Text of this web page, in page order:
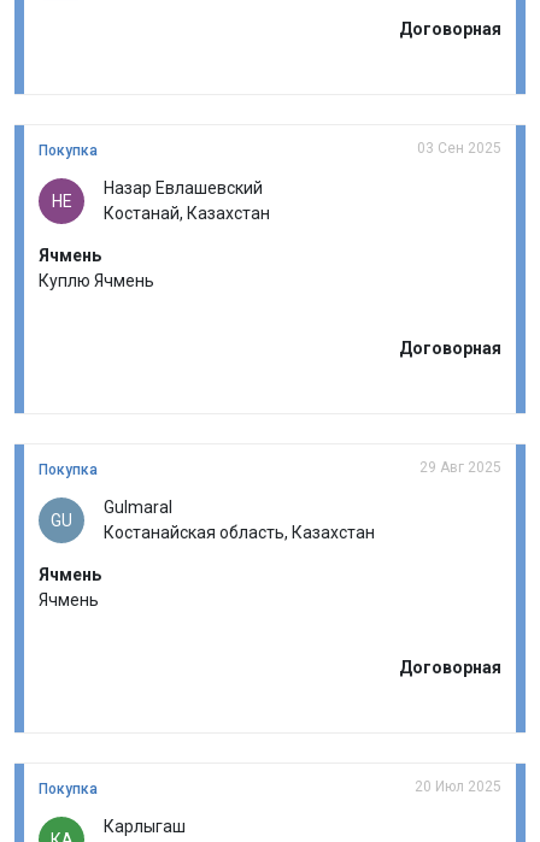
Договорная
Покупка 03 Сен 2025
НЕ
Назар Евлашевский
Костанай, Казахстан
Ячмень
Куплю Ячмень
Договорная
Покупка 29 Авг 2025
GU
Gulmaral
Костанайская область, Казахстан
Ячмень
Ячмень
Договорная
Покупка 20 Июл 2025
Карлыгаш